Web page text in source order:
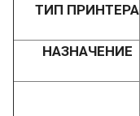
ТИП ПРИНТЕРА
НАЗНАЧЕНИЕ